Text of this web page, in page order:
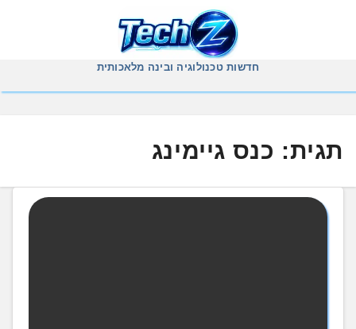
חדשות טכנולוגיה ובינה מלאכותית
תגית: כנס גיימינג